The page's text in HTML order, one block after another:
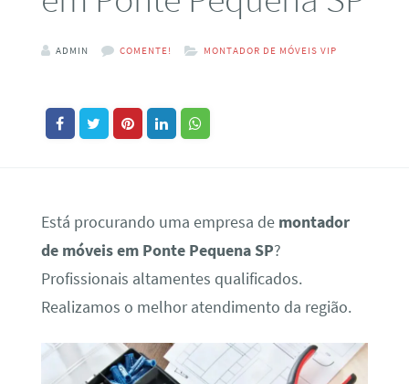
ADMIN COMENTE! MONTADOR DE MÓVEIS VIP
Está procurando uma empresa de montador
de móveis em Ponte Pequena SP?
Profissionais altamentes qualificados.
Realizamos o melhor atendimento da região.